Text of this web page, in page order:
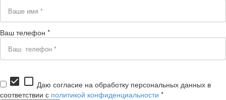
Ваш телефон *
check_box check_box_outline_blank Даю согласие на обработку персональных данных в
соответствии с политикой конфиденциальности *